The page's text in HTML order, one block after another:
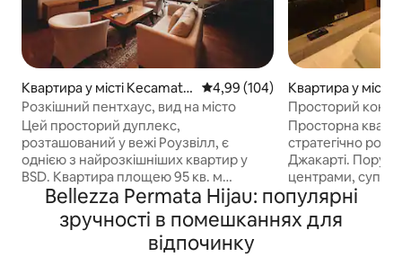
Квартира у місті Kecamata
n Serpong
Середня оцінка: 4,99 з 5,
4,99 (104)
Розкішний пентхаус, вид на місто
Цей просторий дуплекс,
розташований у вежі Роузвілл, є
однією з найрозкішніших квартир у
BSD. Квартира площею 95 кв. м
пропонує сучасні зручності, зокрема
кухню, Wi-Fi зі швидкістю 100 Мбіт/с,
75-дюймовий телевізор і робочий стіл
із панорамним видом на горизонт.
Квартира у місті
n Kebayoran
Просторий
Premium з 3
Просторна
стратегічно
Джакарті. Поруч
центрами,
лікарнями,
громадським
Нещодавно
Bellezza Permata Hijau: популярні
зручності в помешканнях для
відпочинку